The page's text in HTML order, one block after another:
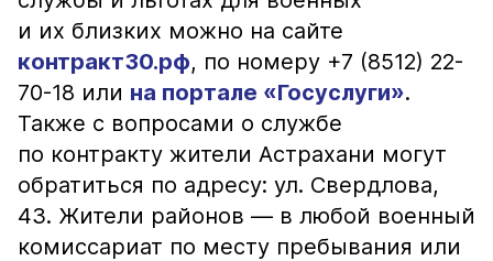
и их близких можно на сайте
контракт30.рф, по номеру +7 (8512) 22-
70-18 или на портале «Госуслуги».
Также с вопросами о службе
по контракту жители Астрахани могут
обратиться по адресу: ул. Свердлова,
43. Жители районов — в любой военный
комиссариат по месту пребывания или